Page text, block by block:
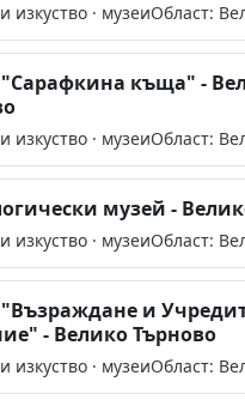
изкуство · музеиОбласт:
къща" -
изкуство · музеиОбласт:
музей -
изкуство · музеиОбласт:
и
- Велико Търново
изкуство · музеиОбласт: